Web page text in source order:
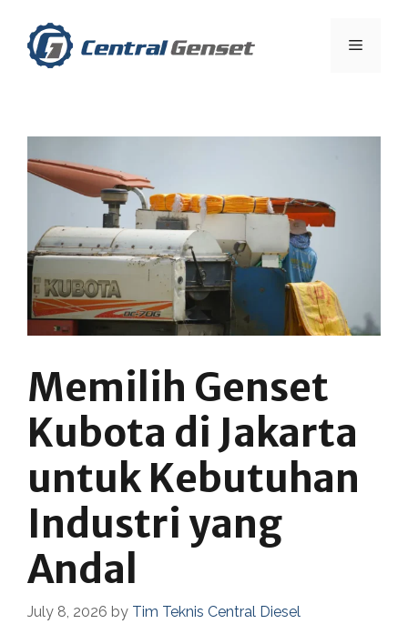
content
Menu
Memilih Genset
Kubota di Jakarta
untuk Kebutuhan
Industri yang
Andal
July 8, 2026 by Tim Teknis Central Diesel